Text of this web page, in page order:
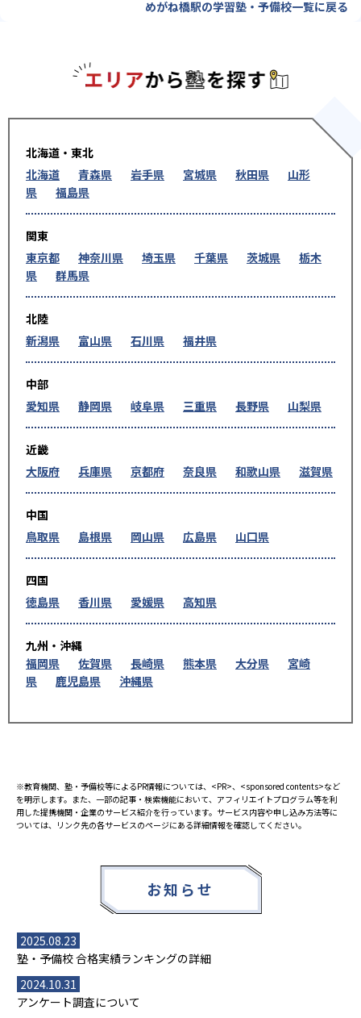
めがね橋駅の学習塾・予備校一覧に戻る
北海道・東北
北海道
青森県 岩手県 宮城県 秋田県
山形
県
福島県
関東
東京都
神奈川県 埼玉県 千葉県 茨城県
栃木
県
群馬県
北陸
新潟県
富山県 石川県 福井県
中部
愛知県
静岡県 岐阜県 三重県 長野県 山梨県
近畿
大阪府
兵庫県 京都府 奈良県 和歌山県 滋賀県
中国
鳥取県
島根県 岡山県 広島県 山口県
四国
徳島県
香川県 愛媛県 高知県
九州・沖縄
福岡県
佐賀県 長崎県 熊本県 大分県
宮崎
県
鹿児島県 沖縄県
※教育機関、塾・予備校等によるPR情報については、<PR>、<sponsored contents>など
を明示します。また、一部の記事・検索機能において、アフィリエイトプログラム等を利
用した提携機関・企業のサービス紹介を行っています。サービス内容や申し込み方法等に
ついては、リンク先の各サービスのページにある詳細情報を確認してください。
お知らせ
2025.08.23
塾・予備校 合格実績ランキングの詳細
2024.10.31
アンケート調査について